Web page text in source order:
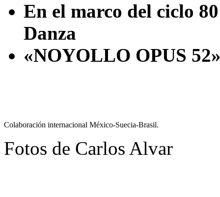
En el marco del ciclo
Danza
«NOYOLLO OPUS
Colaboración internacional México-Suecia-Brasil.
Fotos de Carlos Alvar